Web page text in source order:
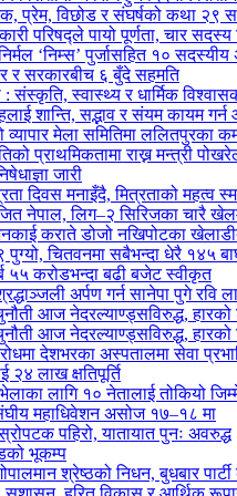
प्रेम, विछोड र संघर्षको कथा २९
परिषद्ले पायो पूर्णता, चार
‘निम्स’ पुर्जासहित १० सदस्यीय
र सरकारबीच ६ बुँदे सहमति
संस्कृति, स्वास्थ्य र धार्मिक
शान्ति, सद्भाव र संयम कायम
मेला समितिमा ललितपुरका
प्राथमिकतामा राख्न मन्त्री
जारी
दिवस मनाइँदै, मित्रताको महत्व
नेपाल, लिग–२ सिरिजका चारै
कराते डोजो नखिपोटका
चितवनमा सबैभन्दा धेरै १४५
५५ करोडभन्दा बढी बजेट स्वीकृत
अर्पण गर्न सानेपा पुगे रवि
आज नेदरल्याण्ड्सविरुद्ध,
आज नेदरल्याण्ड्सविरुद्ध,
देशभरका अस्पतालमा सेवा
२४ लाख क्षतिपूर्ति
लागि १० नेतालाई तोकियो
महाधिवेशन असोज १७–१८ मा
पहिरो, यातायात पुनः अवरुद्ध
भूकम्प
श्रेष्ठको निधन, बुधबार पार्टी